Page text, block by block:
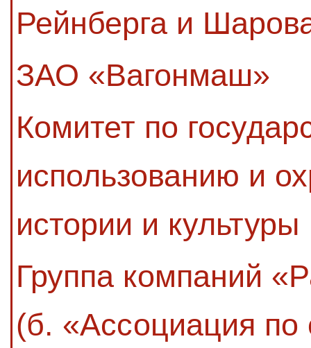
Рейнберга и
ЗАО «Вагонмаш»
Комитет по
использованию и
истории и культуры
Группа компаний
(б. «Ассоциация по